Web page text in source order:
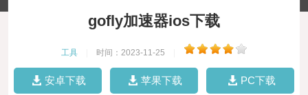
gofly加速器ios下载
工具 时间：2023-11-25
安卓下载 苹果下载 PC下载